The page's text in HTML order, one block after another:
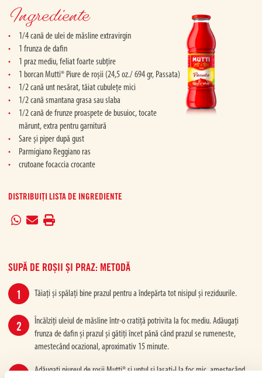
Ingrediente
1/4 cană de ulei de măsline extravirgin
1 frunza de dafin
1 praz mediu, feliat foarte subțire
1 borcan Mutti® Piure de roșii (24,5 oz./ 694 gr, Passata)
1/2 cană unt nesărat, tăiat cubulețe mici
1/2 cană smantana grasa sau slaba
1/2 cană de frunze proaspete de busuioc, tocate
mărunt, extra pentru garnitură
Sare și piper după gust
Parmigiano Reggiano ras
crutoane focaccia crocante
DISTRIBUIȚI LISTA DE INGREDIENTE
SUPĂ DE ROȘII ȘI PRAZ: METODĂ
Tăiați și spălați bine prazul pentru a îndepărta tot nisipul și reziduurile.
Încălziți uleiul de măsline într-o cratiță potrivita la foc mediu. Adăugați
frunza de dafin și prazul și gătiți încet până când prazul se rumeneste,
amestecând ocazional, aproximativ 15 minute.
Adăugați piureul de roșii Mutti® și untul și lasati-l la foc mic, amestecând